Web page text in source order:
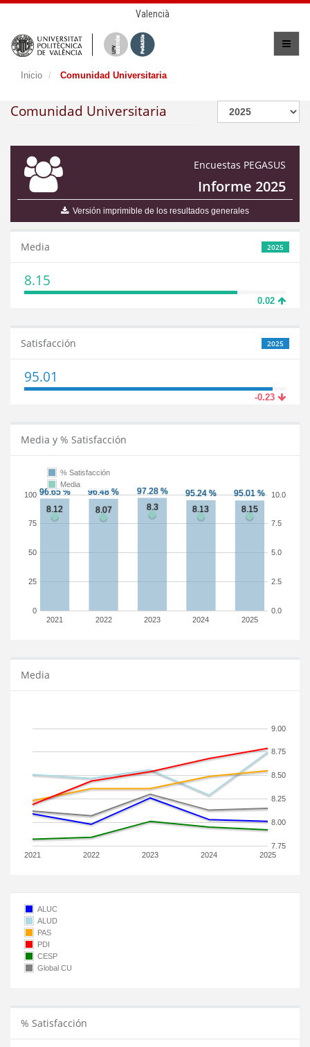
Valencià
Inicio Comunidad Universitaria
Comunidad Universitaria
Encuestas PEGASUS
Informe 2025
Versión imprimible de los resultados generales
2025
Media
8.15
0.02
2025
Satisfacción
95.01
-0.23
Media y % Satisfacción
2021 2022 2023 2024 2025
0
25
50
75
100
0.0
2.5
5.0
7.5
10.0
% Satisfacción
Media
Media
2021 2022 2023 2024 2025
7.75
8.00
8.25
8.50
8.75
9.00
ALUC
ALUD
PAS
PDI
CESP
Global CU
% Satisfacción